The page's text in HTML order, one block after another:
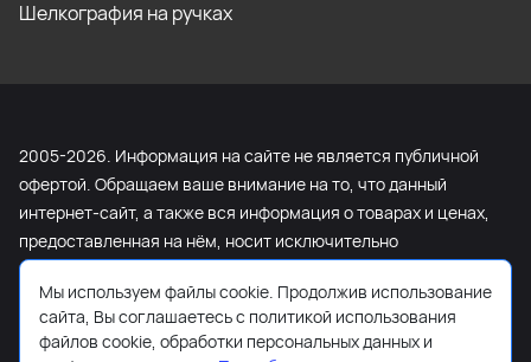
Шелкография на ручках
2005-2026. Информация на сайте не является публичной
офертой. Обращаем ваше внимание на то, что данный
интернет-сайт, а также вся информация о товарах и ценах,
предоставленная на нём, носит исключительно
информационный характер и ни при каких условиях не
является публичной офертой, определяемой положениями
Статьи 437 Гражданского кодекса Российской Федерации.
Для получения подробной информации о наличии и
Мы используем файлы cookie. Продолжив использование
сайта, Вы соглашаетесь с политикой использования
файлов cookie, обработки персональных данных и